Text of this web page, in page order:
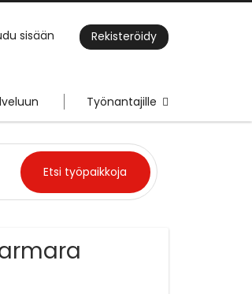
sisään Rekisteröidy
Työnantajille